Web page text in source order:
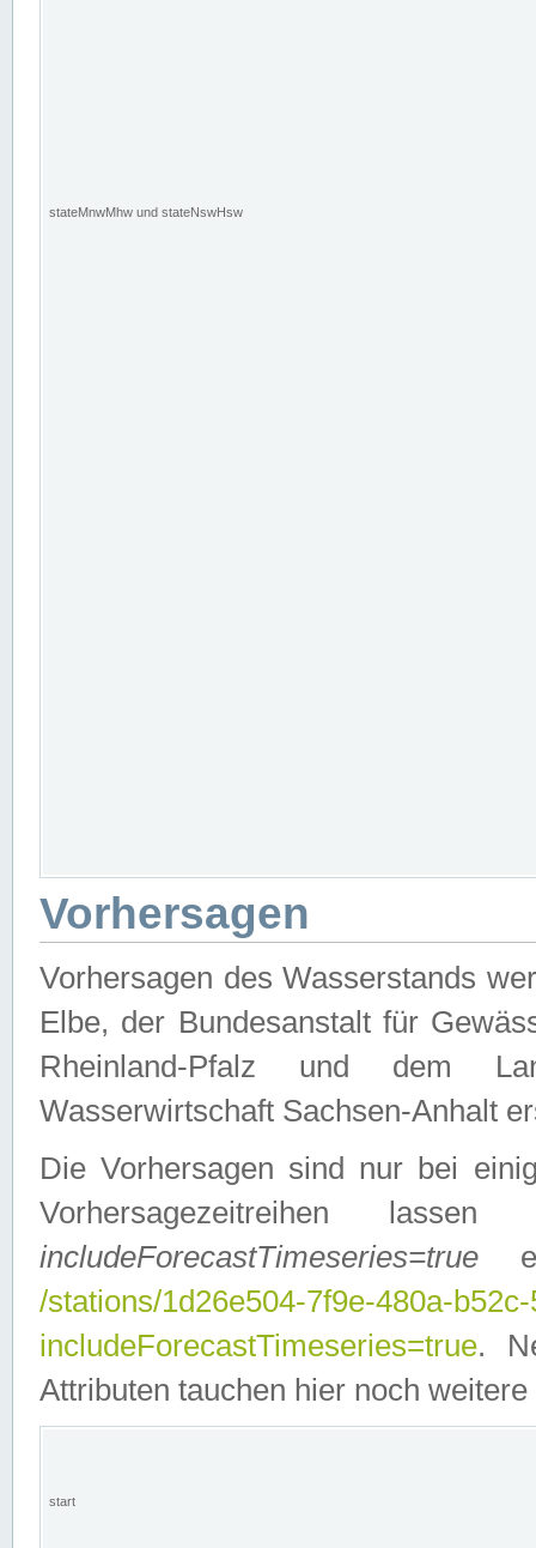
stateMnwMhw und stateNswHsw
Vorhersagen
Vorhersagen des Wasserstands
Elbe, der Bundesanstalt für
Rheinland-Pfalz und dem
Wasserwirtschaft Sachsen-Anhalt
Die Vorhersagen sind nur bei
Vorhersagezeitreihen
includeForecastTimeseries=true
/stations/1d26e504-7f9e-480a-
includeForecastTimeseries=true.
Attributen tauchen hier noch weitere
start